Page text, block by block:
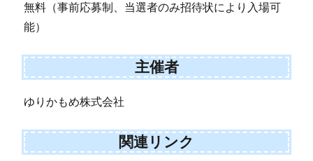
無料（事前応募制、当選者のみ招待状により入場可
能）
主催者
ゆりかもめ株式会社
関連リンク